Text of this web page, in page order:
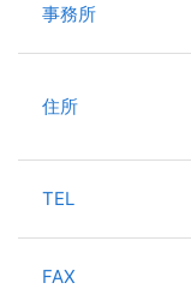
事務所
住所
TEL
FAX